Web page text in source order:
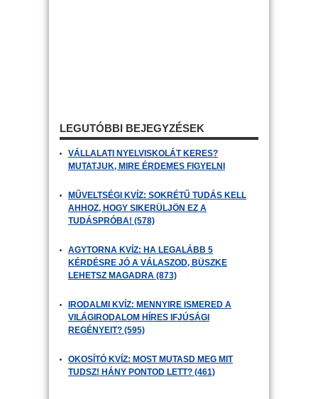
LEGUTÓBBI BEJEGYZÉSEK
VÁLLALATI NYELVISKOLÁT KERES?
MUTATJUK, MIRE ÉRDEMES FIGYELNI
MŰVELTSÉGI KVÍZ: SOKRÉTŰ TUDÁS KELL
AHHOZ, HOGY SIKERÜLJÖN EZ A
TUDÁSPRÓBA! (578)
AGYTORNA KVÍZ: HA LEGALÁBB 5
KÉRDÉSRE JÓ A VÁLASZOD, BÜSZKE
LEHETSZ MAGADRA (873)
IRODALMI KVÍZ: MENNYIRE ISMERED A
VILÁGIRODALOM HÍRES IFJÚSÁGI
REGÉNYEIT? (595)
OKOSÍTÓ KVÍZ: MOST MUTASD MEG MIT
TUDSZ! HÁNY PONTOD LETT? (461)